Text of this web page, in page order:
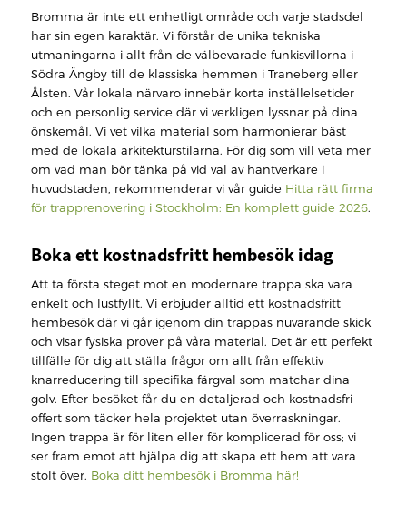
Bromma är inte ett enhetligt område och varje stadsdel
har sin egen karaktär. Vi förstår de unika tekniska
utmaningarna i allt från de välbevarade funkisvillorna i
Södra Ängby till de klassiska hemmen i Traneberg eller
Ålsten. Vår lokala närvaro innebär korta inställelsetider
och en personlig service där vi verkligen lyssnar på dina
önskemål. Vi vet vilka material som harmonierar bäst
med de lokala arkitekturstilarna. För dig som vill veta mer
om vad man bör tänka på vid val av hantverkare i
huvudstaden, rekommenderar vi vår guide Hitta rätt firma
för trapprenovering i Stockholm: En komplett guide 2026.
Boka ett kostnadsfritt hembesök idag
Att ta första steget mot en modernare trappa ska vara
enkelt och lustfyllt. Vi erbjuder alltid ett kostnadsfritt
hembesök där vi går igenom din trappas nuvarande skick
och visar fysiska prover på våra material. Det är ett perfekt
tillfälle för dig att ställa frågor om allt från effektiv
knarreducering till specifika färgval som matchar dina
golv. Efter besöket får du en detaljerad och kostnadsfri
offert som täcker hela projektet utan överraskningar.
Ingen trappa är för liten eller för komplicerad för oss; vi
ser fram emot att hjälpa dig att skapa ett hem att vara
stolt över. Boka ditt hembesök i Bromma här!